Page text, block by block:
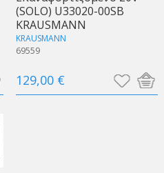
(SOLO) U33020-00SB
KRAUSMANN
KRAUSMANN
69559
129,00 €